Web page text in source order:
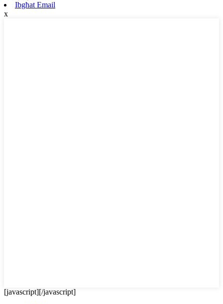
Ibgħat Email
x
[javascript][/javascript]